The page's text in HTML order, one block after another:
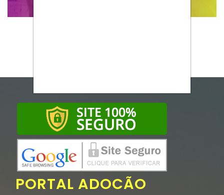
PORTAL ADOCÃO